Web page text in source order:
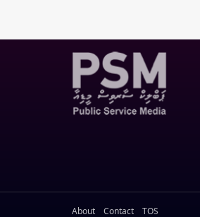
About Contact TOS